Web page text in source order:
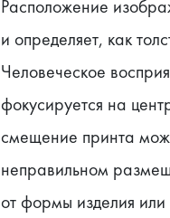
Расположение
и определяет, как
Человеческое
фокусируется на
смещение принта
неправильном
от формы изделия